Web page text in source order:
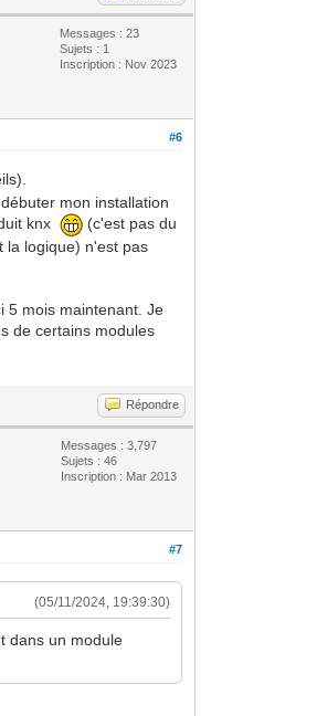
Messages : 23
Sujets : 1
Inscription : Nov 2023
#6
mon installation
knx
(c'est pas du
la logique) n'est pas
5 mois maintenant. Je
de certains modules
Répondre
Messages : 3,797
Sujets : 46
Inscription : Mar 2013
#7
(05/11/2024, 19:39:30)
dans un module